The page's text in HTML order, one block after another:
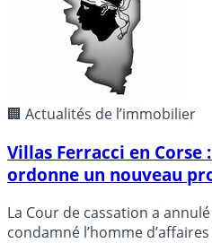
🏢 Actualités de l’immobilier
Villas Ferracci en Corse
ordonne un nouveau
La Cour de cassation a
condamné l’homme